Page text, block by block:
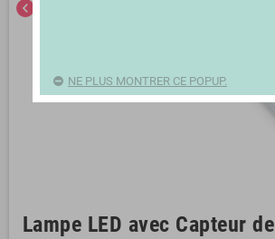
chevron_left
Lampe LED avec Capteur de
NE PLUS MONTRER CE POPUP.